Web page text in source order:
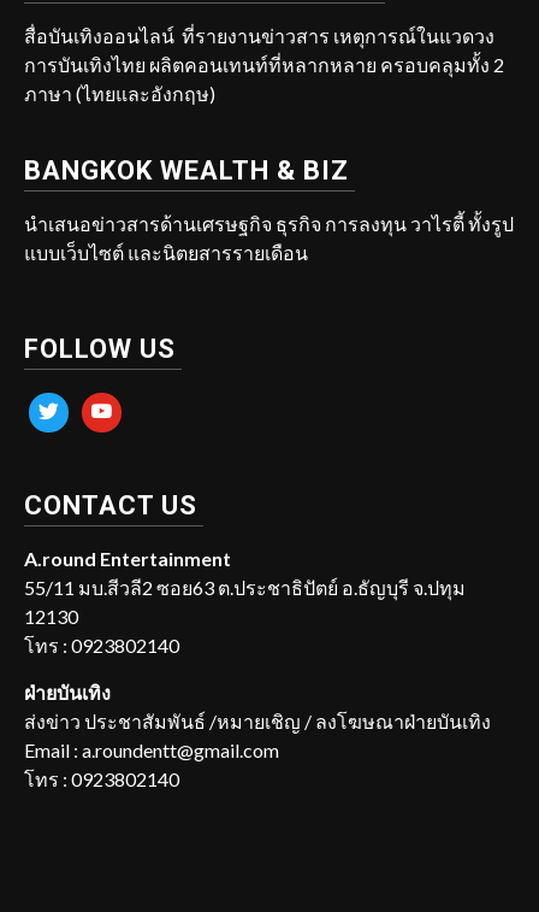
สื่อบันเทิงออนไลน์ ที่รายงานข่าวสาร เหตุการณ์ในแวดวง
การบันเทิงไทย ผลิตคอนเทนท์ที่หลากหลาย ครอบคลุมทั้ง 2
ภาษา (ไทยและอังกฤษ)
BANGKOK WEALTH & BIZ
นำเสนอข่าวสารด้านเศรษฐกิจ ธุรกิจ การลงทุน วาไรตี้ ทั้งรูป
แบบเว็บไซต์ และนิตยสารรายเดือน
FOLLOW US
twitter youtube
CONTACT US
A.round Entertainment
55/11 มบ.สีวลี2 ซอย63 ต.ประชาธิปัตย์ อ.ธัญบุรี จ.ปทุม
12130
โทร : 0923802140
ฝ่ายบันเทิง
ส่งข่าว ประชาสัมพันธ์ /หมายเชิญ / ลงโฆษณาฝ่ายบันเทิง
Email : a.roundentt@gmail.com
โทร : 0923802140